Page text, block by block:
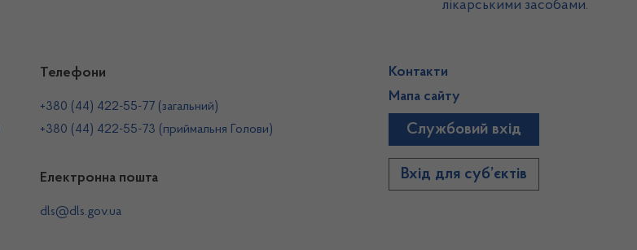
лікарськими засобами.
Телефони
+380 (44) 422-55-77 (загальний)
+380 (44) 422-55-73 (приймальня Голови)
Електронна пошта
dls@dls.gov.ua
Контакти
Мапа сайту
Службовий вхід
Вхід для суб’єктів